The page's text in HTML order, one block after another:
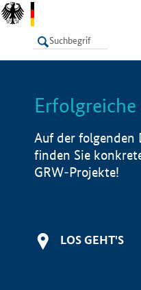
LISTE
Auf der folgenden
finden Sie
GRW-Projekte!
LOS GEHT'S